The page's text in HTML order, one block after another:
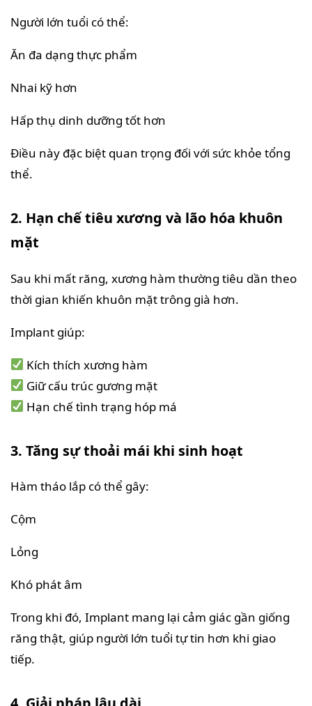
Người lớn tuổi có thể:
Ăn đa dạng thực phẩm
Nhai kỹ hơn
Hấp thụ dinh dưỡng tốt hơn
Điều này đặc biệt quan trọng đối với sức khỏe tổng
thể.
2. Hạn chế tiêu xương và lão hóa khuôn
mặt
Sau khi mất răng, xương hàm thường tiêu dần theo
thời gian khiến khuôn mặt trông già hơn.
Implant giúp:
Kích thích xương hàm
Giữ cấu trúc gương mặt
Hạn chế tình trạng hóp má
3. Tăng sự thoải mái khi sinh hoạt
Hàm tháo lắp có thể gây:
Cộm
Lỏng
Khó phát âm
Trong khi đó, Implant mang lại cảm giác gần giống
răng thật, giúp người lớn tuổi tự tin hơn khi giao
tiếp.